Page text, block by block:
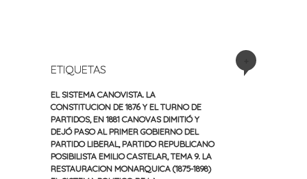
ETIQUETAS
EL SISTEMA CANOVISTA. LA
CONSTITUCION DE 1876 Y EL TURNO DE
PARTIDOS, EN 1881 CANOVAS DIMITIÓ Y
DEJÓ PASO AL PRIMER GOBIERNO DEL
PARTIDO LIBERAL PARTIDO REPUBLICANO
POSIBILISTA EMILIO CASTELAR ,TEMA 9. LA
RESTAURACION MONARQUICA (1875-1898)